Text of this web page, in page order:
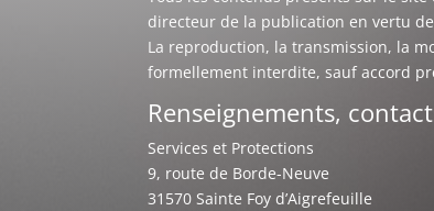
directeur de la publication en vertu
La reproduction, la transmission, la
formellement interdite, sauf accord
Renseignements,
Services et Protections
9, route de Borde-Neuve
31570 Sainte Foy d’Aigrefeuille